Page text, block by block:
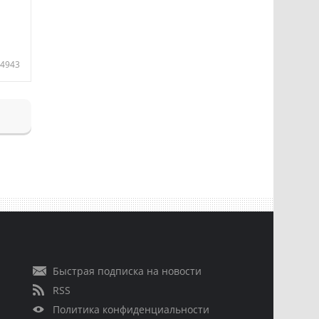
4943
Быстрая подписка на новости
RSS
Политика конфиденциальности